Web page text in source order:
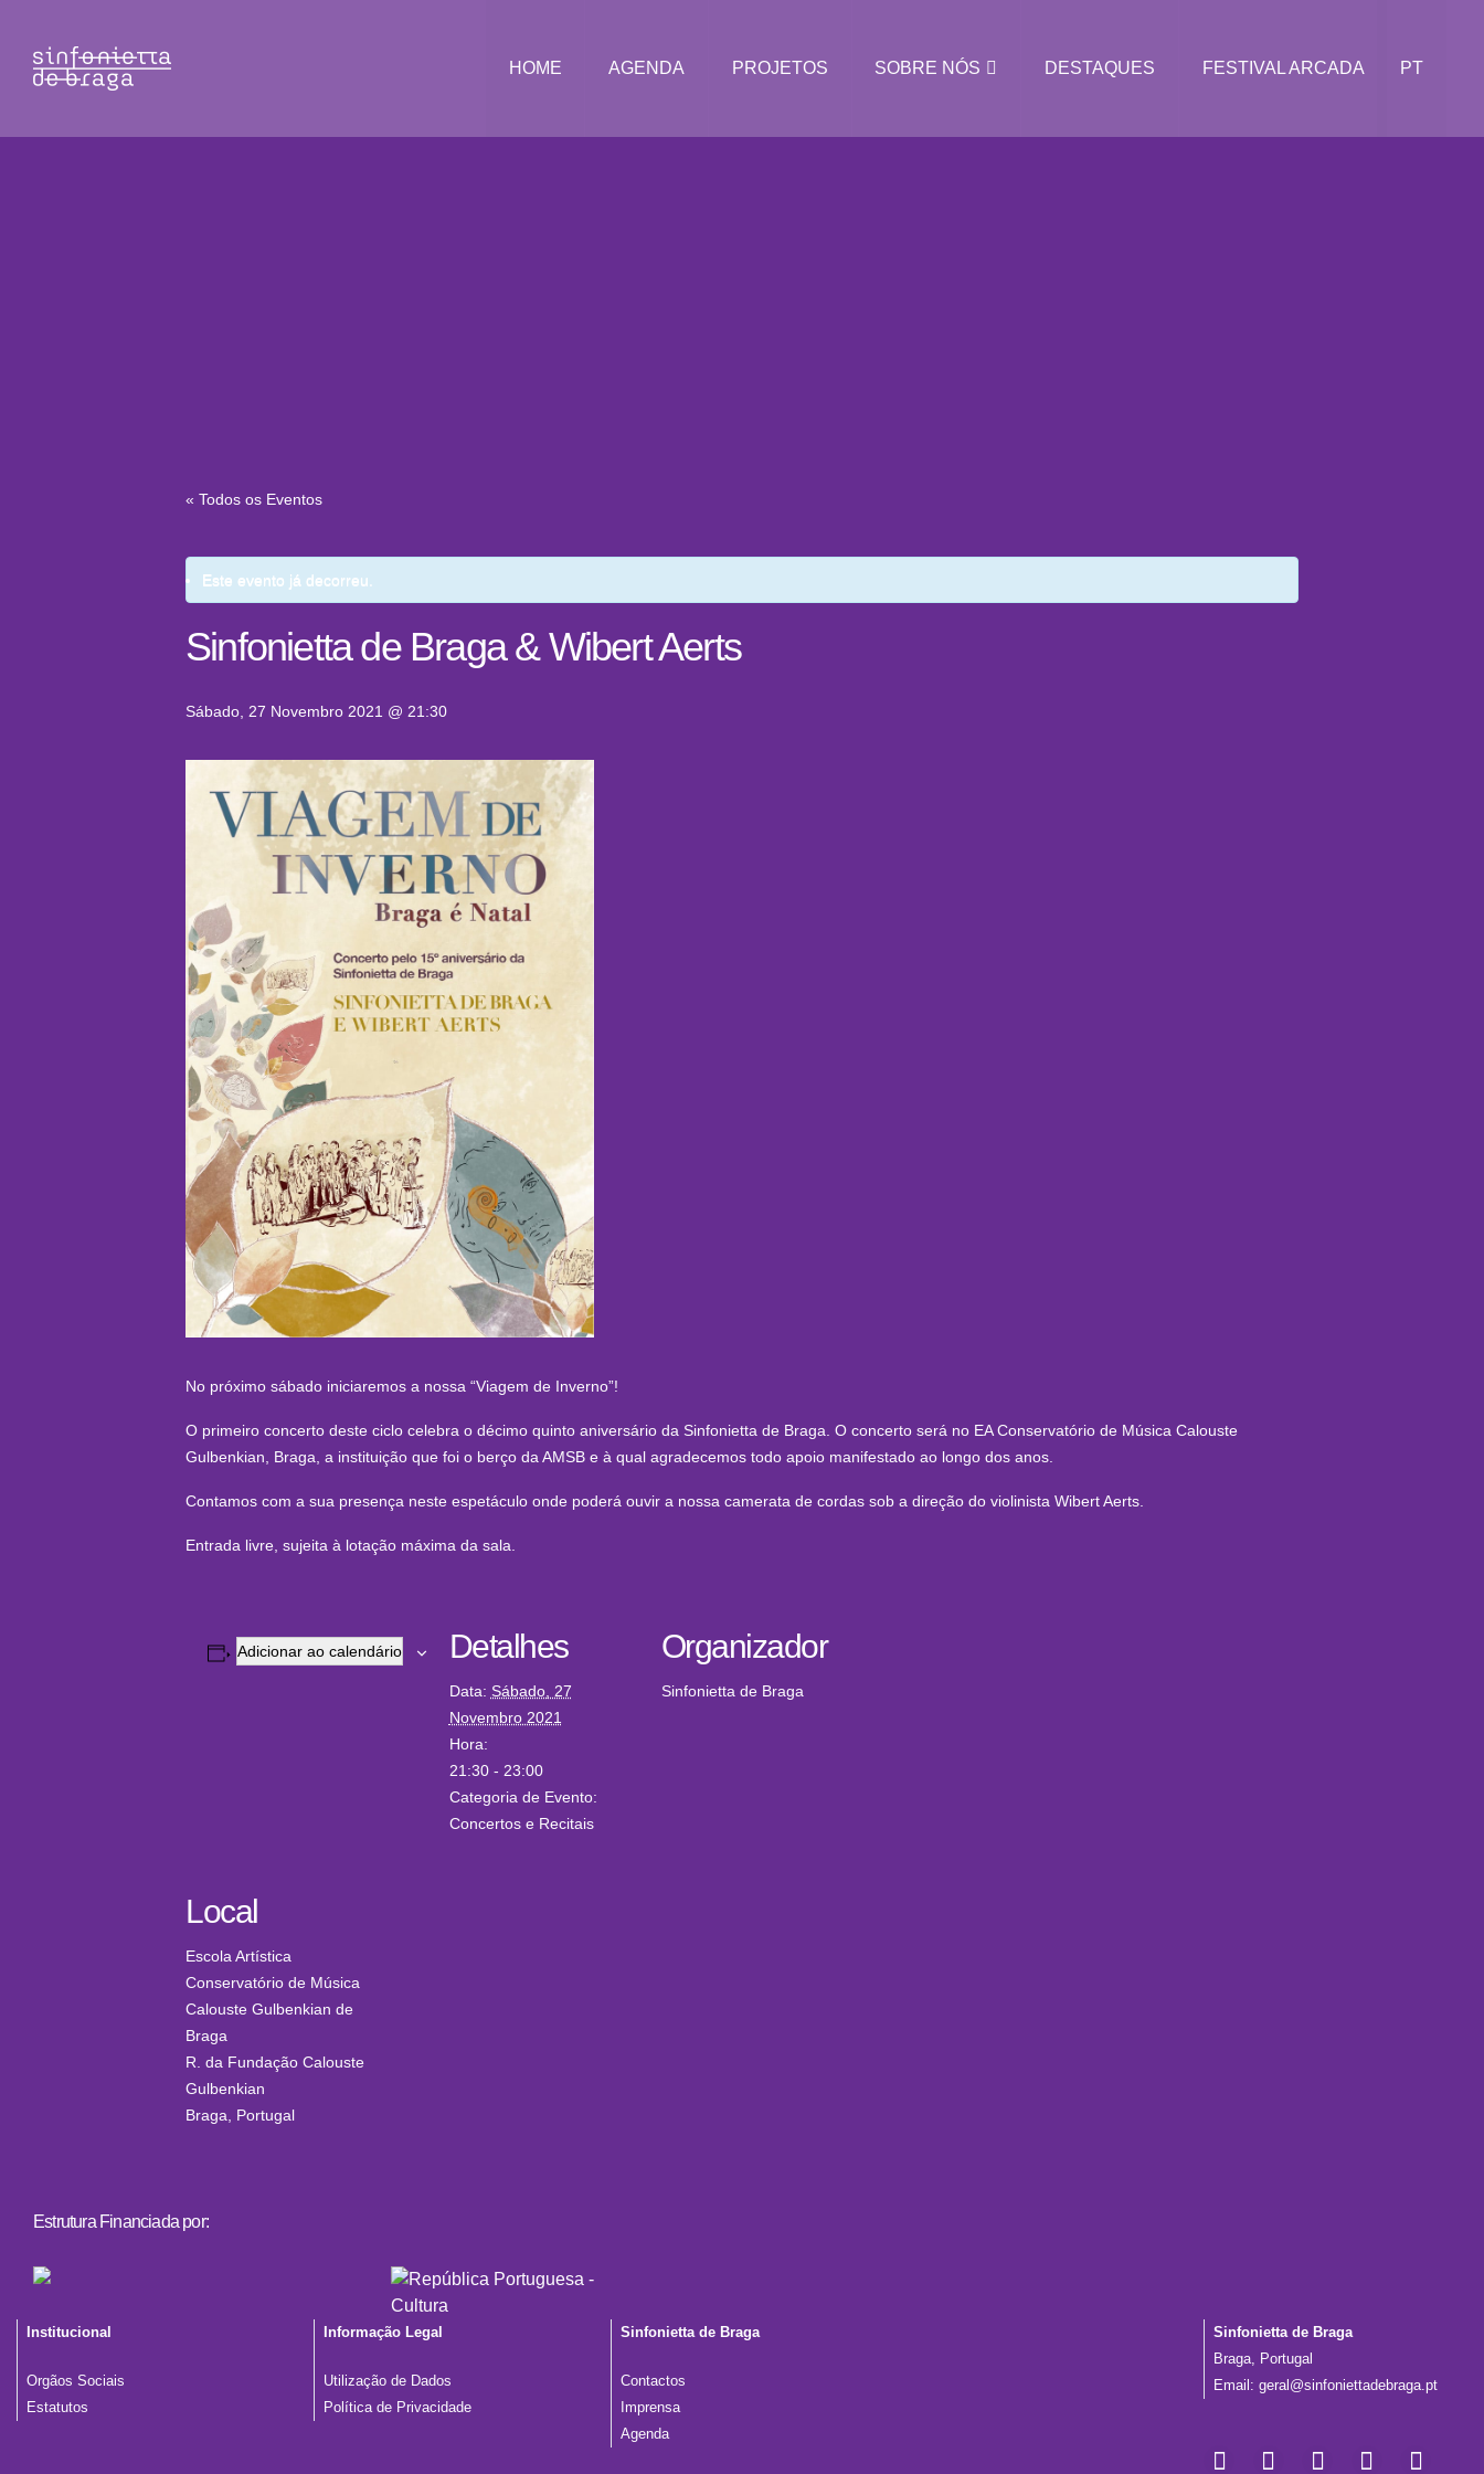
HOME AGENDA PROJETOS SOBRE NÓS DESTAQUES FESTIVAL ARCADA PT
« Todos os Eventos
Este evento já decorreu.
Sinfonietta de Braga & Wibert Aerts
Sábado, 27 Novembro 2021 @ 21:30
No próximo sábado iniciaremos a nossa “Viagem de Inverno”!
O primeiro concerto deste ciclo celebra o décimo quinto aniversário da Sinfonietta de Braga. O concerto será no EA Conservatório de Música Calouste
Gulbenkian, Braga, a instituição que foi o berço da AMSB e à qual agradecemos todo apoio manifestado ao longo dos anos.
Contamos com a sua presença neste espetáculo onde poderá ouvir a nossa camerata de cordas sob a direção do violinista Wibert Aerts.
Entrada livre, sujeita à lotação máxima da sala.
Adicionar ao calendário Detalhes
Data: Sábado, 27
Novembro 2021
Hora:
21:30 - 23:00
Categoria de Evento:
Concertos e Recitais
Organizador
Sinfonietta de Braga
Local
Escola Artística
Conservatório de Música
Calouste Gulbenkian de
Braga
R. da Fundação Calouste
Gulbenkian
Braga, Portugal
Estrutura Financiada por:
Institucional
Orgãos Sociais
Estatutos
Informação Legal
Utilização de Dados
Política de Privacidade
Sinfonietta de Braga
Contactos
Imprensa
Agenda
Sinfonietta de Braga
Braga, Portugal
Email:geral@sinfoniettadebraga.pt